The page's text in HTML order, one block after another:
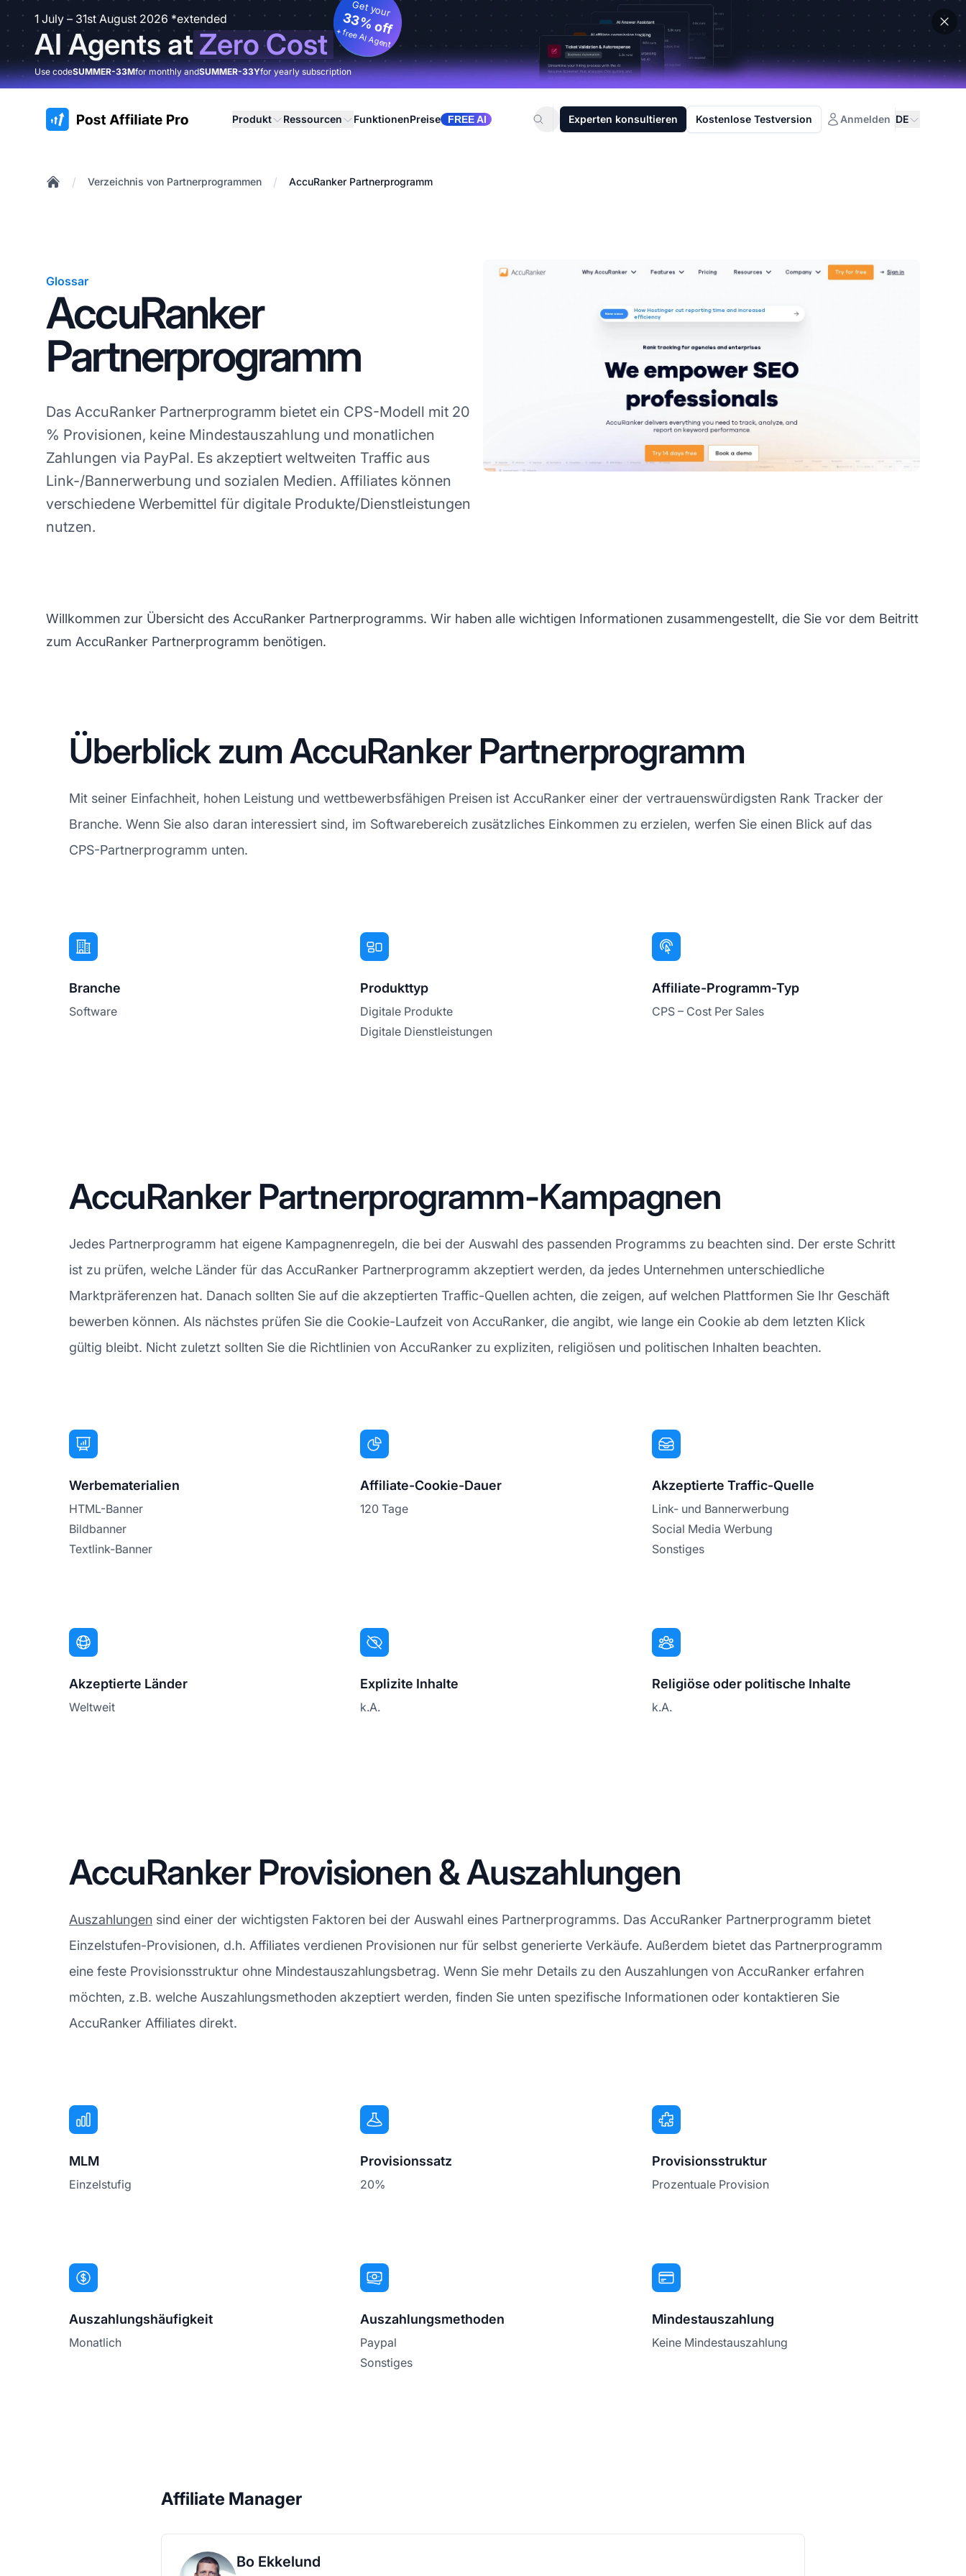
1 July – 31st August 2026 *extended
AI Agents atZero Cost
Get your
33% off
+ free AI Agent
Use codeSUMMER-33Mfor monthly andSUMMER-33Yfor yearly subscription
:site.title Produkt Ressourcen FunktionenPreise FREE AI Experten konsultieren Kostenlose Testversion Anmelden DE
/ Verzeichnis von Partnerprogrammen / AccuRanker Partnerprogramm
Glossar
AccuRanker
Partnerprogramm
Das AccuRanker Partnerprogramm bietet ein CPS-Modell mit 20
% Provisionen, keine Mindestauszahlung und monatlichen
Zahlungen via PayPal. Es akzeptiert weltweiten Traffic aus
Link-/Bannerwerbung und sozialen Medien. Affiliates können
verschiedene Werbemittel für digitale Produkte/Dienstleistungen
nutzen.
Willkommen zur Übersicht des AccuRanker Partnerprogramms. Wir haben alle wichtigen Informationen zusammengestellt, die Sie vor dem Beitritt
zum AccuRanker Partnerprogramm benötigen.
Überblick zum AccuRanker Partnerprogramm
Mit seiner Einfachheit, hohen Leistung und wettbewerbsfähigen Preisen ist AccuRanker einer der vertrauenswürdigsten Rank Tracker der
Branche. Wenn Sie also daran interessiert sind, im Softwarebereich zusätzliches Einkommen zu erzielen, werfen Sie einen Blick auf das
CPS-Partnerprogramm unten.
Branche
Software
Produkttyp
Digitale Produkte
Digitale Dienstleistungen
Affiliate-Programm-Typ
CPS – Cost Per Sales
AccuRanker Partnerprogramm-Kampagnen
Jedes Partnerprogramm hat eigene Kampagnenregeln, die bei der Auswahl des passenden Programms zu beachten sind. Der erste Schritt
ist zu prüfen, welche Länder für das AccuRanker Partnerprogramm akzeptiert werden, da jedes Unternehmen unterschiedliche
Marktpräferenzen hat. Danach sollten Sie auf die akzeptierten Traffic-Quellen achten, die zeigen, auf welchen Plattformen Sie Ihr Geschäft
bewerben können. Als nächstes prüfen Sie die Cookie-Laufzeit von AccuRanker, die angibt, wie lange ein Cookie ab dem letzten Klick
gültig bleibt. Nicht zuletzt sollten Sie die Richtlinien von AccuRanker zu expliziten, religiösen und politischen Inhalten beachten.
Werbematerialien
HTML-Banner
Bildbanner
Textlink-Banner
Affiliate-Cookie-Dauer
120 Tage
Akzeptierte Traffic-Quelle
Link- und Bannerwerbung
Social Media Werbung
Sonstiges
Akzeptierte Länder
Weltweit
Explizite Inhalte
k.A.
Religiöse oder politische Inhalte
k.A.
AccuRanker Provisionen & Auszahlungen
Auszahlungen sind einer der wichtigsten Faktoren bei der Auswahl eines Partnerprogramms. Das AccuRanker Partnerprogramm bietet
Einzelstufen-Provisionen, d.h. Affiliates verdienen Provisionen nur für selbst generierte Verkäufe. Außerdem bietet das Partnerprogramm
eine feste Provisionsstruktur ohne Mindestauszahlungsbetrag. Wenn Sie mehr Details zu den Auszahlungen von AccuRanker erfahren
möchten, z.B. welche Auszahlungsmethoden akzeptiert werden, finden Sie unten spezifische Informationen oder kontaktieren Sie
AccuRanker Affiliates direkt.
MLM
Einzelstufig
Provisionssatz
20%
Provisionsstruktur
Prozentuale Provision
Auszahlungshäufigkeit
Monatlich
Auszahlungsmethoden
Paypal
Sonstiges
Mindestauszahlung
Keine Mindestauszahlung
Affiliate Manager
Bo Ekkelund